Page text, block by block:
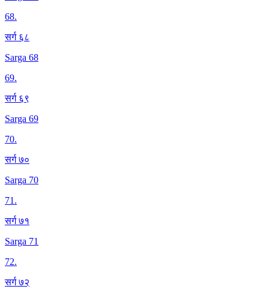
68.
सर्ग ६८
Sarga 68
69.
सर्ग ६९
Sarga 69
70.
सर्ग ७०
Sarga 70
71.
सर्ग ७१
Sarga 71
72.
सर्ग ७२